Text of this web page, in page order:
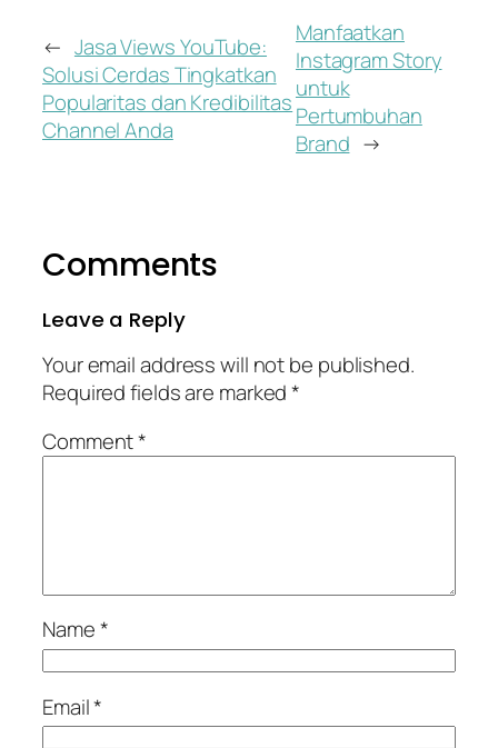
← Jasa Views YouTube:
Solusi Cerdas Tingkatkan
Popularitas dan Kredibilitas
Channel Anda
Manfaatkan
Instagram Story
untuk
Pertumbuhan
Brand →
Comments
Leave a Reply
Your email address will not be published.
Required fields are marked*
Comment*
Name*
Email*